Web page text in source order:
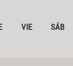
VIE
SÁB